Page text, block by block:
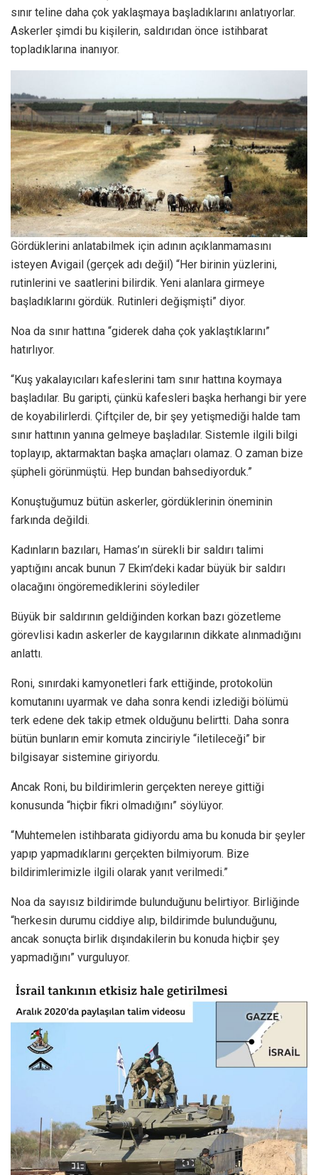
sınır teline daha çok yaklaşmaya başladıklarını anlatıyorlar.
Askerler şimdi bu kişilerin, saldırıdan önce istihbarat
topladıklarına inanıyor.
Gördüklerini anlatabilmek için adının açıklanmamasını
isteyen Avigail (gerçek adı değil) “Her birinin yüzlerini,
rutinlerini ve saatlerini bilirdik. Yeni alanlara girmeye
başladıklarını gördük. Rutinleri değişmişti” diyor.
Noa da sınır hattına “giderek daha çok yaklaştıklarını”
hatırlıyor.
“Kuş yakalayıcıları kafeslerini tam sınır hattına koymaya
başladılar. Bu garipti, çünkü kafesleri başka herhangi bir yere
de koyabilirlerdi. Çiftçiler de, bir şey yetişmediği halde tam
sınır hattının yanına gelmeye başladılar. Sistemle ilgili bilgi
toplayıp, aktarmaktan başka amaçları olamaz. O zaman bize
şüpheli görünmüştü. Hep bundan bahsediyorduk.”
Konuştuğumuz bütün askerler, gördüklerinin öneminin
farkında değildi.
Kadınların bazıları, Hamas’ın sürekli bir saldırı talimi
yaptığını ancak bunun 7 Ekim’deki kadar büyük bir saldırı
olacağını öngöremediklerini söylediler
Büyük bir saldırının geldiğinden korkan bazı gözetleme
görevlisi kadın askerler de kaygılarının dikkate alınmadığını
anlattı.
Roni, sınırdaki kamyonetleri fark ettiğinde, protokolün
komutanını uyarmak ve daha sonra kendi izlediği bölümü
terk edene dek takip etmek olduğunu belirtti. Daha sonra
bütün bunların emir komuta zinciriyle “iletileceği” bir
bilgisayar sistemine giriyordu.
Ancak Roni, bu bildirimlerin gerçekten nereye gittiği
konusunda “hiçbir fikri olmadığını” söylüyor.
“Muhtemelen istihbarata gidiyordu ama bu konuda bir şeyler
yapıp yapmadıklarını gerçekten bilmiyorum. Bize
bildirimlerimizle ilgili olarak yanıt verilmedi.”
Noa da sayısız bildirimde bulunduğunu belirtiyor. Birliğinde
“herkesin durumu ciddiye alıp, bildirimde bulunduğunu,
ancak sonuçta birlik dışındakilerin bu konuda hiçbir şey
yapmadığını” vurguluyor.